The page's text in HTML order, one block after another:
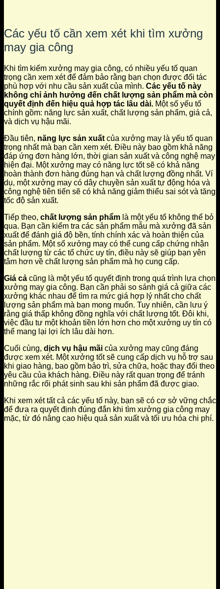
Các yếu tố cần xem xét khi tìm xưởng
may gia công
Khi tìm kiếm xưởng may gia công, có nhiều yếu tố quan
trọng cần xem xét để đảm bảo rằng bạn chọn được đối tác
phù hợp với nhu cầu sản xuất của mình. Các yếu tố này
không chỉ ảnh hưởng đến chất lượng sản phẩm mà còn
quyết định đến hiệu quả hợp tác lâu dài. Một số yếu tố
chính gồm: năng lực sản xuất, chất lượng sản phẩm, giá cả,
và dịch vụ hậu mãi.
Đầu tiên, năng lực sản xuất của xưởng may là yếu tố quan
trọng nhất mà bạn cần xem xét. Điều này bao gồm khả năng
đáp ứng đơn hàng lớn, thời gian sản xuất và công nghệ may
hiện đại. Một xưởng may có năng lực tốt sẽ có khả năng
hoàn thành đơn hàng đúng hạn và chất lượng đồng nhất. Ví
dụ, một xưởng may có dây chuyền sản xuất tự động hóa và
công nghệ tiên tiến sẽ có khả năng giảm thiểu sai sót và tăng
tốc độ sản xuất.
Tiếp theo, chất lượng sản phẩm là một yếu tố không thể bỏ
qua. Bạn cần kiểm tra các sản phẩm mẫu mà xưởng đã sản
xuất để đánh giá độ bền, tính chính xác và hoàn thiện của
sản phẩm. Một số xưởng may có thể cung cấp chứng nhận
chất lượng từ các tổ chức uy tín, điều này sẽ giúp bạn yên
tâm hơn về chất lượng sản phẩm mà họ cung cấp.
Giá cả cũng là một yếu tố quyết định trong quá trình lựa chọn
xưởng may gia công. Bạn cần phải so sánh giá cả giữa các
xưởng khác nhau để tìm ra mức giá hợp lý nhất cho chất
lượng sản phẩm mà bạn mong muốn. Tuy nhiên, cần lưu ý
rằng giá thấp không đồng nghĩa với chất lượng tốt. Đôi khi,
việc đầu tư một khoản tiền lớn hơn cho một xưởng uy tín có
thể mang lại lợi ích lâu dài hơn.
Cuối cùng, dịch vụ hậu mãi của xưởng may cũng đáng
được xem xét. Một xưởng tốt sẽ cung cấp dịch vụ hỗ trợ sau
khi giao hàng, bao gồm bảo trì, sửa chữa, hoặc thay đổi theo
yêu cầu của khách hàng. Điều này rất quan trọng để tránh
những rắc rối phát sinh sau khi sản phẩm đã được giao.
Khi xem xét tất cả các yếu tố này, bạn sẽ có cơ sở vững chắc
để đưa ra quyết định đúng đắn khi tìm xưởng gia công may
mặc, từ đó nâng cao hiệu quả sản xuất và tối ưu hóa chi phí.